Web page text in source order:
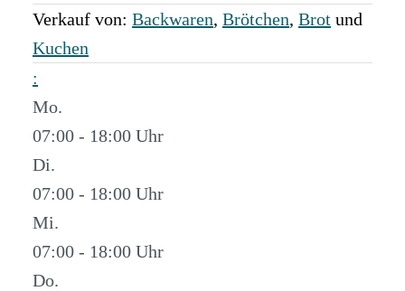
Verkauf von: Backwaren, Brötchen, Brot und
Kuchen
:
Mo.
07:00 - 18:00
Di.
07:00 - 18:00
Mi.
07:00 - 18:00
Do.